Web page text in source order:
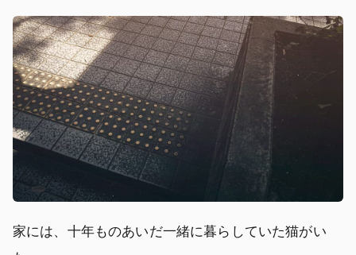
家には、十年ものあいだ一緒に暮らしていた猫がい